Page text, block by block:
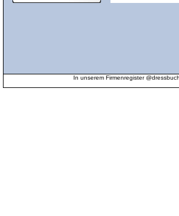
In unserem Firmenregister